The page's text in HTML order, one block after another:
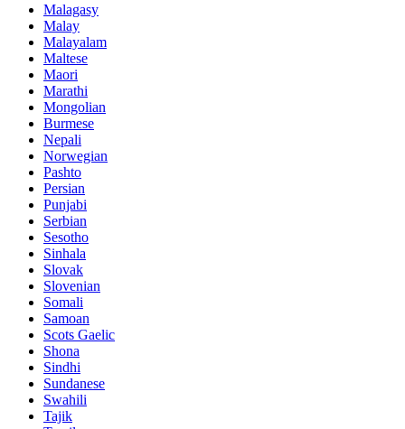
Malagasy
Malay
Malayalam
Maltese
Maori
Marathi
Mongolian
Burmese
Nepali
Norwegian
Pashto
Persian
Punjabi
Serbian
Sesotho
Sinhala
Slovak
Slovenian
Somali
Samoan
Scots Gaelic
Shona
Sindhi
Sundanese
Swahili
Tajik